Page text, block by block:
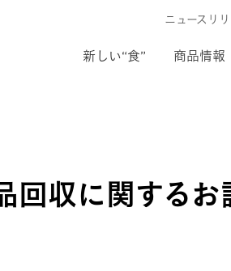
新しい“食” 商品情報
ニュースリリ
回収に関する